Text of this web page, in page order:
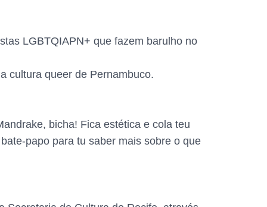
LGBTQIAPN+ que fazem barulho no
cultura queer de Pernambuco.
bicha! Fica estética e cola teu
papo para tu saber mais sobre o que